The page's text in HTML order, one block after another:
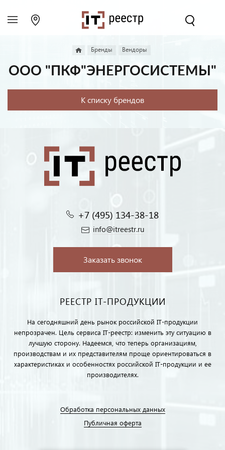
Бренды Вендоры
ООО "ПКФ"ЭНЕРГОСИСТЕМЫ"
К списку брендов
+7 (495) 134-38-18‬
info@itreestr.ru
Заказать звонок
РЕЕСТР IT-ПРОДУКЦИИ
На сегодняшний день рынок российской IT-продукции
непрозрачен. Цель сервиса IT-реестр: изменить эту ситуацию в
лучшую сторону. Надеемся, что теперь организациям,
производствам и их представителям проще ориентироваться в
характеристиках и особенностях российской IT-продукции и ее
производителях.
Обработка персональных данных
Публичная оферта